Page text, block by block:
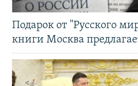
Подарок от "Русского
книги Москва